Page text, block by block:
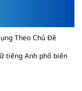
Theo Chủ Đề
tiếng Anh phổ biến